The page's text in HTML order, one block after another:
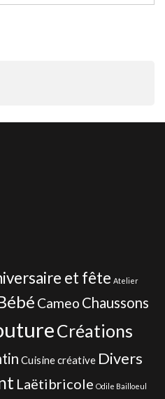
et fête Atelier
Cameo Chaussons
Créations
Cuisine créative Divers
Laëtibricole Odile Bailloeul